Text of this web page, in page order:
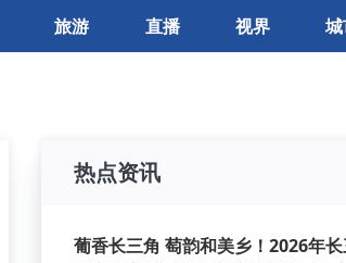
旅游 直播 视界
热点资讯
葡香长三角 萄韵和美乡！2026年